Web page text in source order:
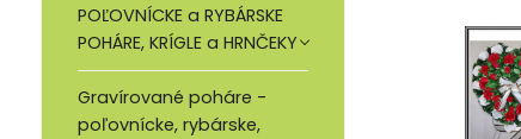
POĽOVNÍCKE a RYBÁRSKE
POHÁRE, KRÍGLE a HRNČEKY
Gravírované poháre -
poľovnícke, rybárske,